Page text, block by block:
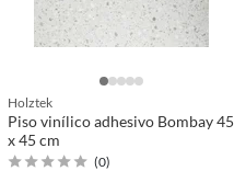
Holztek
Piso vinílico adhesivo Bombay 45
x 45 cm
(0)